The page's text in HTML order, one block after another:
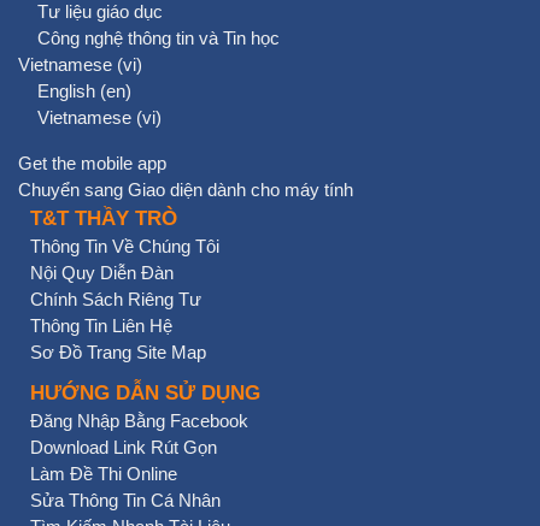
Tư liệu giáo dục
Công nghệ thông tin và Tin học
Vietnamese ‎(vi)‎
English ‎(en)‎
Vietnamese ‎(vi)‎
Get the mobile app
Chuyển sang Giao diện dành cho máy tính
T&T THẦY TRÒ
Thông Tin Về Chúng Tôi
Nội Quy Diễn Đàn
Chính Sách Riêng Tư
Thông Tin Liên Hệ
Sơ Đồ Trang Site Map
HƯỚNG DẪN SỬ DỤNG
Đăng Nhập Bằng Facebook
Download Link Rút Gọn
Làm Đề Thi Online
Sửa Thông Tin Cá Nhân